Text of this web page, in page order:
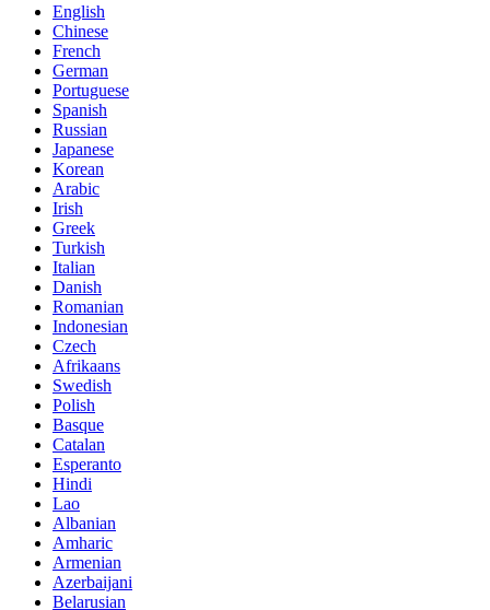
English
Chinese
French
German
Portuguese
Spanish
Russian
Japanese
Korean
Arabic
Irish
Greek
Turkish
Italian
Danish
Romanian
Indonesian
Czech
Afrikaans
Swedish
Polish
Basque
Catalan
Esperanto
Hindi
Lao
Albanian
Amharic
Armenian
Azerbaijani
Belarusian